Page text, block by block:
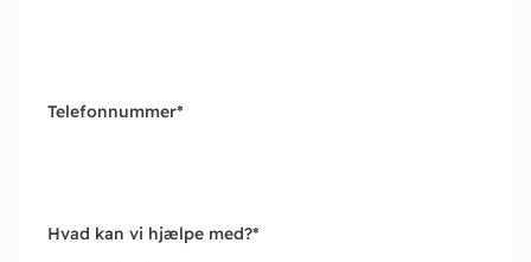
Telefonnummer*
Hvad kan vi hjælpe med?*